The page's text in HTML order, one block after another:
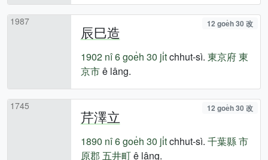
1987
辰巳造 12 goe̍h 30 改
1902 nî6 goe̍h 30 ji̍tchhut-sì. 東京府東
京市ê lâng.
1745
芹澤立 12 goe̍h 30 改
1890 nî6 goe̍h 30 ji̍tchhut-sì. 千葉縣市
原郡 五井町ê lâng.